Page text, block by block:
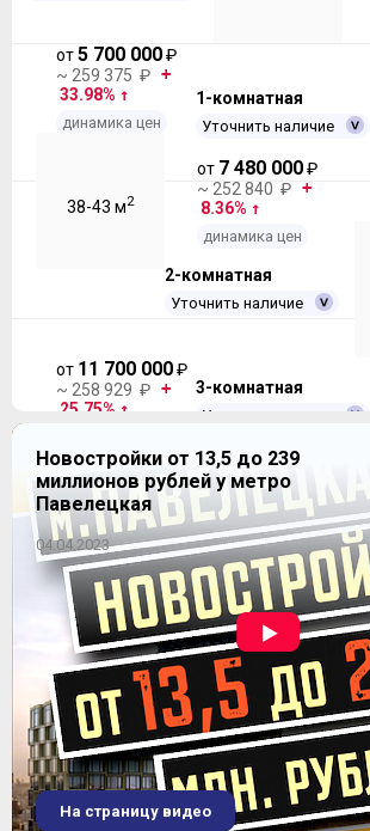
от5 700 000₽
~ 259 375 ₽
33.98%
динамика цен
1-комнатная
Уточнить наличие
38-43 м2
от 7 480 000₽
~ 252 840 ₽
8.36%
динамика цен
2-комнатная
Уточнить наличие
от 11 700 000₽
~ 258 929 ₽
25.75%
3-комнатная
Уточнить наличие
65-85 м2
от15 500 000
~ 250 000 ₽
45.35%
динамика цен
4-комнатная
Уточнить наличие
Продано
ЖК "Отрада"
Новостройки от 13,5 до 239
миллионов рублей у метро
Павелецкая
04.04.2023
На страницу видео